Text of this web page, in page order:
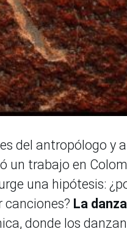
del antropólogo y
un trabajo en
una hipótesis:
canciones? La
donde los